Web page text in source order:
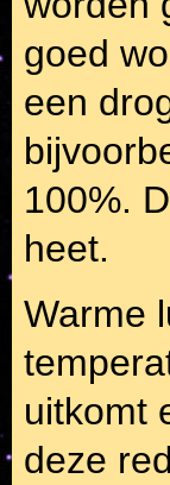
goed
een
100%.
heet.
Warme
uitkomt
deze